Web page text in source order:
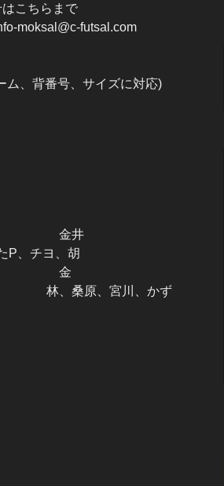
こちらまで
背番号、サイズに対応)
井
、チヨ、胡
金
原、宮川、かず